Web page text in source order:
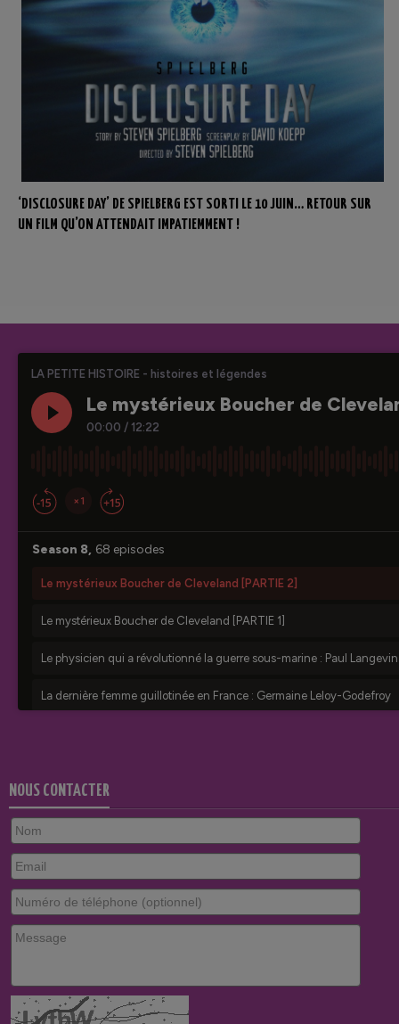
‘DISCLOSURE DAY’ DE SPIELBERG EST SORTI LE 10 JUIN… RETOUR SUR
UN FILM QU’ON ATTENDAIT IMPATIEMMENT !
NOUS CONTACTER